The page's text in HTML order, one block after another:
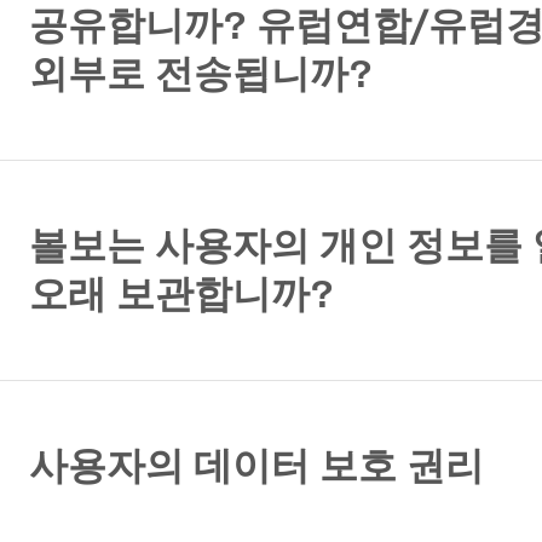
공유합니까? 유럽연합/유럽
외부로 전송됩니까?
볼보는 사용자의 개인 정보를
오래 보관합니까?
사용자의 데이터 보호 권리